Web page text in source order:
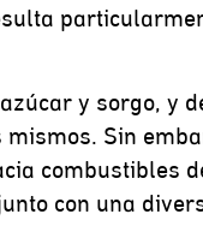
y sorgo, y
Sin
combustibles
con una